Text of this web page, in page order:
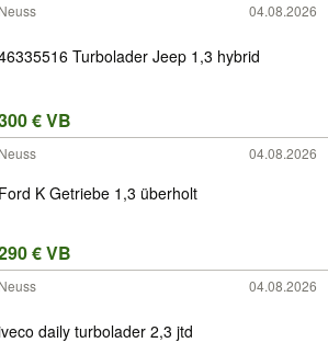
Neuss 04.08.2026
Turbolader Jeep 1,3 hybrid
€ VB
Neuss 04.08.2026
Ford K Getriebe 1,3 überholt
€ VB
Neuss 04.08.2026
daily turbolader 2,3 jtd